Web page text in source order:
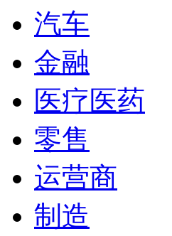
汽车
金融
医疗医药
零售
运营商
制造